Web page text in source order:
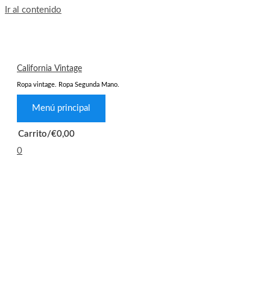
Ir al contenido
California Vintage
Ropa vintage. Ropa Segunda Mano.
Menú principal
Carrito/€0,00
0